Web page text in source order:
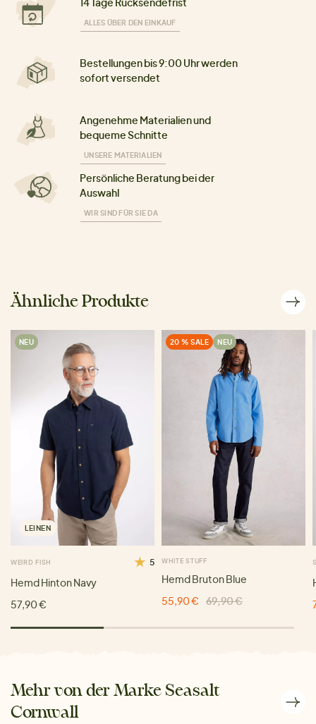
ALLES ÜBER DEN EINKAUF
Bestellungen bis 9:00 Uhr werden
sofort versendet
Angenehme Materialien und
bequeme Schnitte
UNSERE MATERIALIEN
Persönliche Beratung bei der
Auswahl
WIR SIND FÜR SIE DA
Ähnliche Produkte
NEU
LEINEN
WEIRD FISH 5
Hemd Hinton Navy
57,90 €
20 % SALE NEU
WHITE STUFF
Hemd Bruton Blue
55,90 €
69,90 €
Mehr von der Marke Seasalt
Cornwall